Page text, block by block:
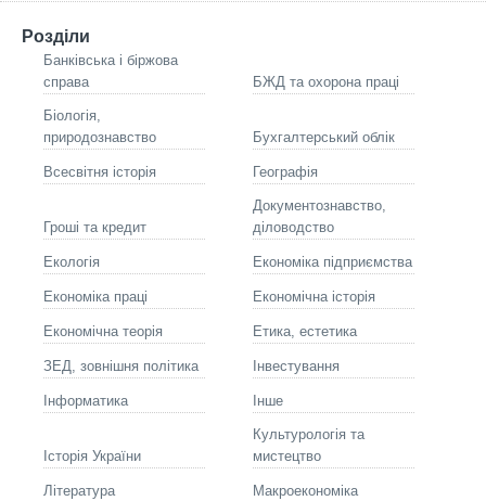
Розділи
Банківська і біржова
справа
БЖД та охорона праці
Біологія,
природознавство
Бухгалтерський облік
Всесвітня історія Географія
Гроші та кредит
Документознавство,
діловодство
Екологія Економіка підприємства
Економіка праці Економічна історія
Економічна теорія Етика, естетика
ЗЕД, зовнішня політика Інвестування
Інформатика Інше
Історія України
Культурологія та
мистецтво
Літературa Макроекономіка